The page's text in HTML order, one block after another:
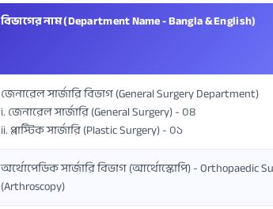
বিভাগের নাম (Department Name - Bangla & English)
জেনারেল সার্জারি বিভাগ (General Surgery Department)
i. জেনারেল সার্জারি (General Surgery) - ০৪
ii. প্লাস্টিক সার্জারি (Plastic Surgery) - ০১
অর্থোপেডিক সার্জারি বিভাগ (আর্থোস্কোপি) - Orthopaedic
(Arthroscopy)